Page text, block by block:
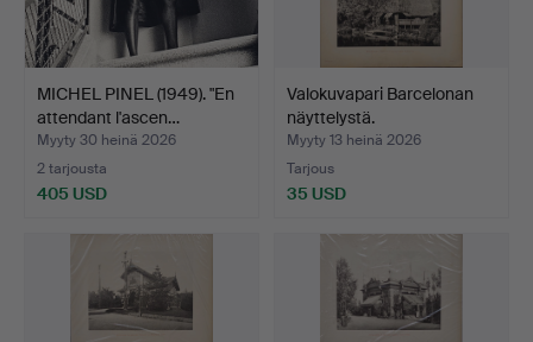
MICHEL PINEL (1949). "En
attendant l'ascen…
Myyty 30 heinä 2026
2 tarjousta
405 USD
Valokuvapari Barcelonan
näyttelystä.
Myyty 13 heinä 2026
Tarjous
35 USD